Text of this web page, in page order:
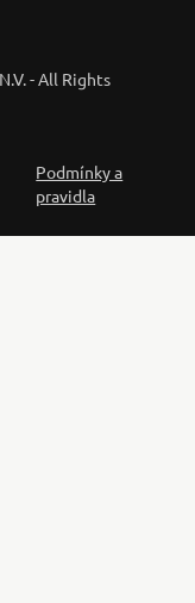
- All Rights
Podmínky a
pravidla